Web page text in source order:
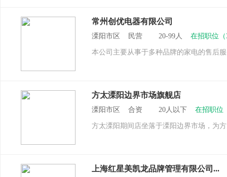
常州创优电器有限公司
溧阳市区 民营 20-99人 在招职位（
本公司主要从事于多种品牌的家电的售后
方太溧阳边界市场旗舰店
溧阳市区 合资 20人以下 在招职位
方太溧阳期间店坐落于溧阳边界市场，为
上海红星美凯龙品牌管理有限公司...